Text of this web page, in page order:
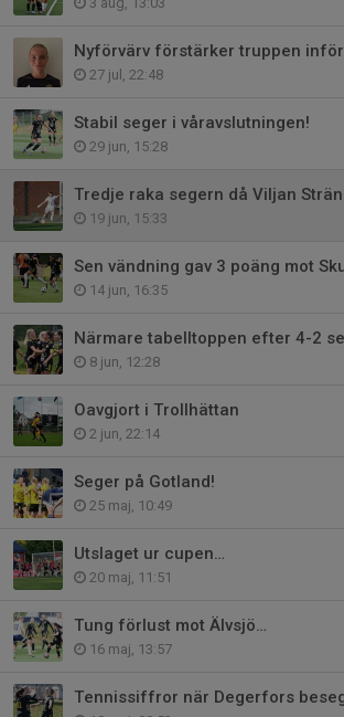
Nyförvärv förstärker truppen
27 jul, 22:48
Stabil seger i våravslutningen!
29 jun, 15:28
19 jun, 15:33
Sen vändning gav 3 poäng mot
14 jun, 16:35
Närmare tabelltoppen efter 4-2
8 jun, 12:28
Oavgjort i Trollhättan
2 jun, 22:14
Seger på Gotland!
25 maj, 10:49
Utslaget ur cupen…
20 maj, 11:51
Tung förlust mot Älvsjö…
16 maj, 13:57
Tennissiffror när Degerfors